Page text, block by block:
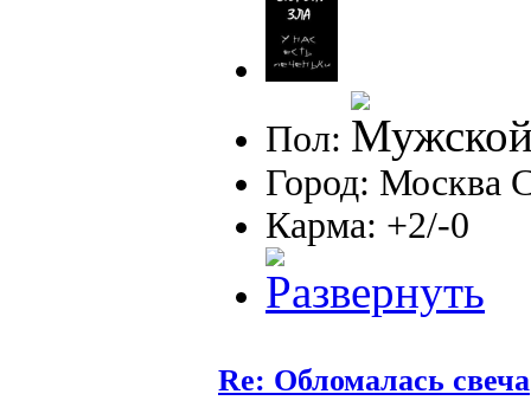
Пол:
Город: Москва
Карма: +2/-0
Re: Обломалась свеча